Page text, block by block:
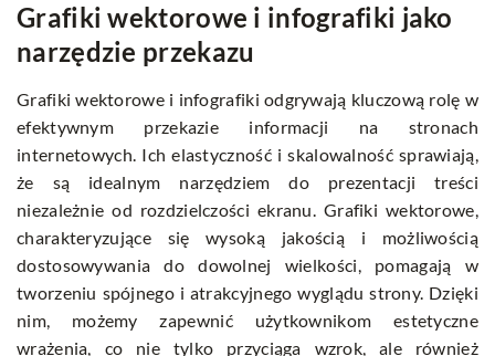
Grafiki wektorowe i infografiki jako
narzędzie przekazu
Grafiki wektorowe i infografiki odgrywają kluczową rolę w
efektywnym przekazie informacji na stronach
internetowych. Ich elastyczność i skalowalność sprawiają,
że są idealnym narzędziem do prezentacji treści
niezależnie od rozdzielczości ekranu. Grafiki wektorowe,
charakteryzujące się wysoką jakością i możliwością
dostosowywania do dowolnej wielkości, pomagają w
tworzeniu spójnego i atrakcyjnego wyglądu strony. Dzięki
nim, możemy zapewnić użytkownikom estetyczne
wrażenia, co nie tylko przyciąga wzrok, ale również